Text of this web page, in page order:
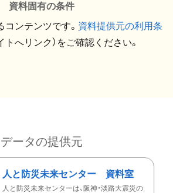
資料固有の条件
ンテンツです。 資料提供元の利用条
トへリンク）をご確認ください。
データの提供元
人と防災未来センター 資料室
人と防災未来センターは、阪神・淡路大震災の